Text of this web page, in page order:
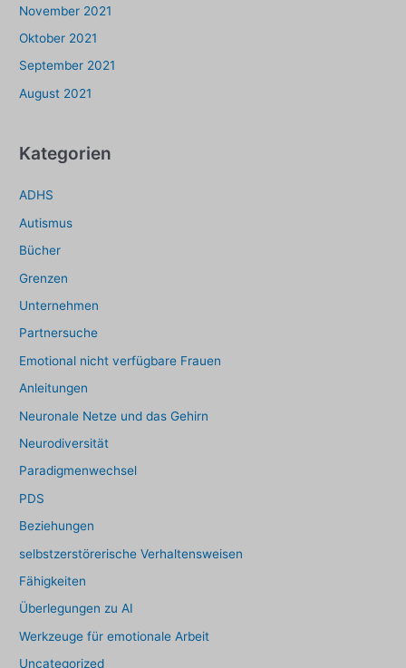
November 2021
Oktober 2021
September 2021
August 2021
Kategorien
ADHS
Autismus
Bücher
Grenzen
Unternehmen
Partnersuche
Emotional nicht verfügbare Frauen
Anleitungen
Neuronale Netze und das Gehirn
Neurodiversität
Paradigmenwechsel
PDS
Beziehungen
selbstzerstörerische Verhaltensweisen
Fähigkeiten
Überlegungen zu AI
Werkzeuge für emotionale Arbeit
Uncategorized